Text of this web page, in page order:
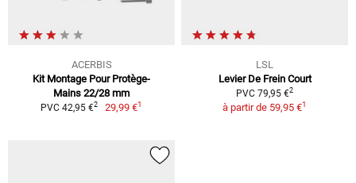
ACERBIS
Kit Montage Pour Protège-
Mains 22/28 mm
PVC 42,95 €2 29,99 €1
LSL
Levier De Frein Court
PVC 79,95 €2
à partir de 59,95 €1